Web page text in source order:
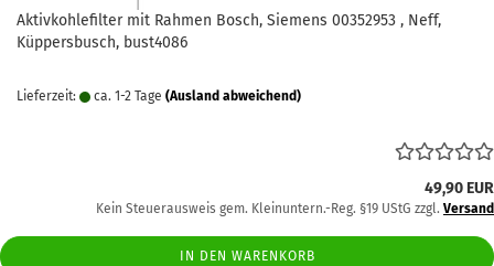
Aktivkohlefilter mit Rahmen Bosch, Siemens 00352953 , Neff,
Küppersbusch, bust4086
Lieferzeit: ca. 1-2 Tage (Ausland abweichend)
49,90 EUR
Kein Steuerausweis gem. Kleinuntern.-Reg. §19 UStG zzgl. Versand
IN DEN WARENKORB